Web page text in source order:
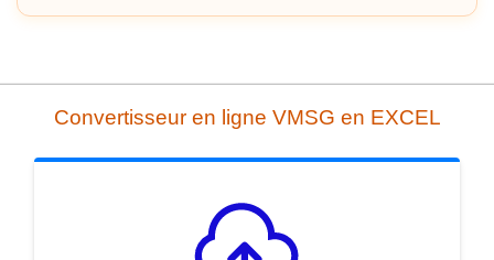
Convertisseur en ligne VMSG en EXCEL